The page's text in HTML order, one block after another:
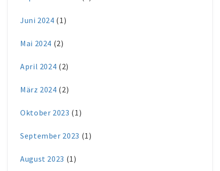
Juni 2024 (1)
Mai 2024 (2)
April 2024 (2)
März 2024 (2)
Oktober 2023 (1)
September 2023 (1)
August 2023 (1)